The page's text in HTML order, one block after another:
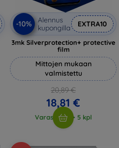
-10%
Alennus
kupongilla
EXTRA10
3mk Silverprotection+ protective
film
Mittojen mukaan
valmistettu
20,89 €
18,81 €
Varastossa > 5 kpl